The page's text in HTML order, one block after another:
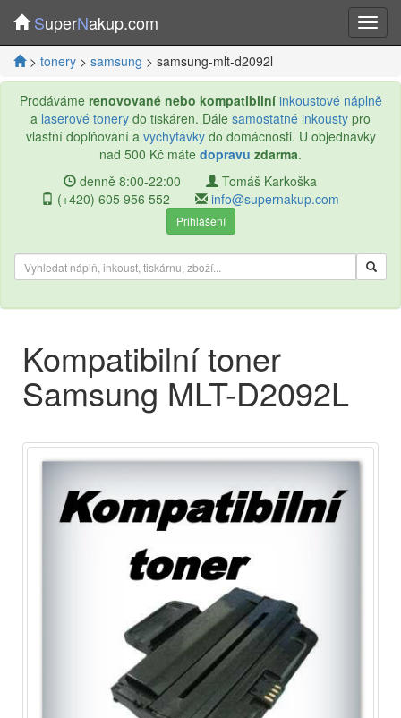
SuperNakup.com
> tonery > samsung > samsung-mlt-d2092l
Prodáváme renovované nebo kompatibilní inkoustové náplně
a laserové tonery do tiskáren. Dále samostatné inkousty pro
vlastní doplňování a vychytávkydo domácnosti. U objednávky
nad 500 Kč máte dopravu zdarma.
denně 8:00-22:00
Tomáš Karkoška
(+420) 605 956 552
info@supernakup.com
Přihlášení
Kompatibilní toner
Samsung MLT-D2092L